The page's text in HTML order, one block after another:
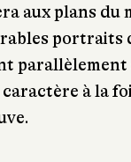
aux plans
portraits
à la